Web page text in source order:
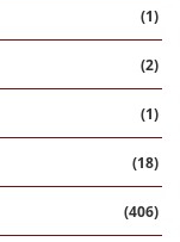
(1)
(2)
(1)
(18)
(406)